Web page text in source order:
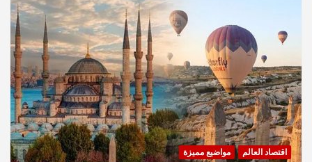
اقتصاد العالم مواضيع مميزة